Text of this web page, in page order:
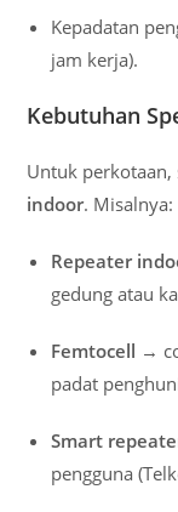
Kepadatan
jam kerja).
Kebutuhan
Untuk perkotaan,
indoor. Misalnya:
Repeater
gedung atau
Femtocell →
padat
Smart
pengguna